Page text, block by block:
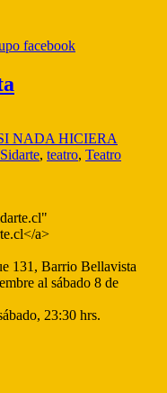
facebook
NADA HICIERA
Sidarte, teatro, Teatro
a>
131, Barrio Bellavista
al sábado 8 de
23:30 hrs.